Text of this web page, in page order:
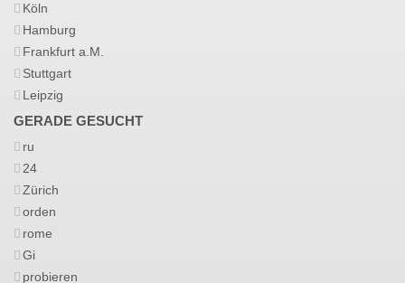
Köln
Hamburg
Frankfurt a.M.
Stuttgart
Leipzig
GERADE GESUCHT
ru
24
Zürich
orden
rome
Gi
probieren